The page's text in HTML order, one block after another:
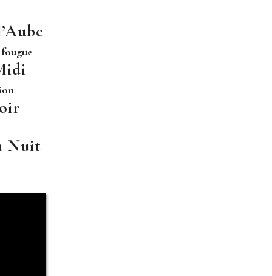
Nuit